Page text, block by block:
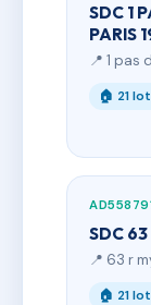
SDC 1
PARIS
📍 1 pas
🏠 21
SDC 63
📍 63 r
🏠 21